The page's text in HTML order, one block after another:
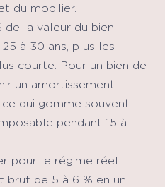
du mobilier.
de la valeur du bien
à 30 ans, plus les
courte. Pour un bien de
un amortissement
ce qui gomme souvent
pendant 15 à
pour le régime réel
brut de 5 à 6 % en un